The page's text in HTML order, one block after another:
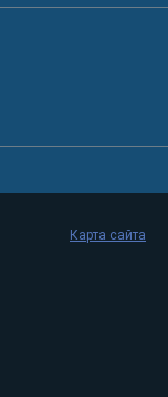
Карта сайта